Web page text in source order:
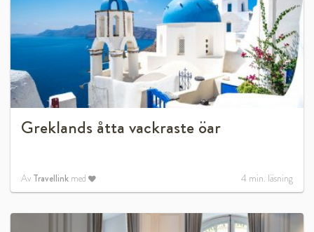
Greklands åtta vackraste öar
Av Travellink med 4 min. läsning